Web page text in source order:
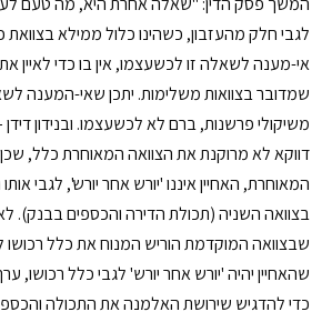
לגבי חלק מהעזבון, כשהינו כלול ממילא בצוואת
אי-מענה לשאלה זו לכשעצמו, אין בו כדי לאיין
שמדובר בצוואות משלימות. יתכן שאי-המענה
משיקולי פרשנות, ברם לא לכשעצמו. ובנידון
דווקא לא מרוקנת את הצוואה המאוחרת כלל, שכן
המאוחרת, האחיין איננו 'יורש אחר יורש', לגבי
בצוואה השניה (תכולת הדירה והכספים בבנק).
שבצוואה המוקדמת הוריש המנוח את כלל
שהאחיין יהיה 'יורש אחר יורש' לגבי כלל רכושו,
כדי להדגיש שירושת האלמנה את התכולה